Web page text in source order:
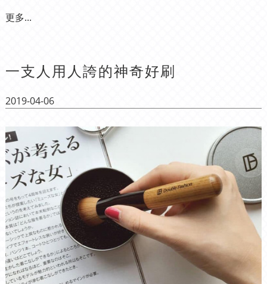
更多...
一支人用人誇的神奇好刷
2019-04-06